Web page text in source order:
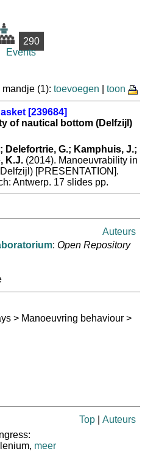
290
Events
mandje (1): toevoegen toon
[239684]
of nautical bottom (Delfzijl)
Delefortrie, G.; Kamphuis, J.;
K.J. (2014). Manoeuvrability in
[PRESENTATION].
Antwerp. 17 slides pp.
Auteurs
: Open Repository
> Manoeuvring behaviour >
Top
Auteurs
meer